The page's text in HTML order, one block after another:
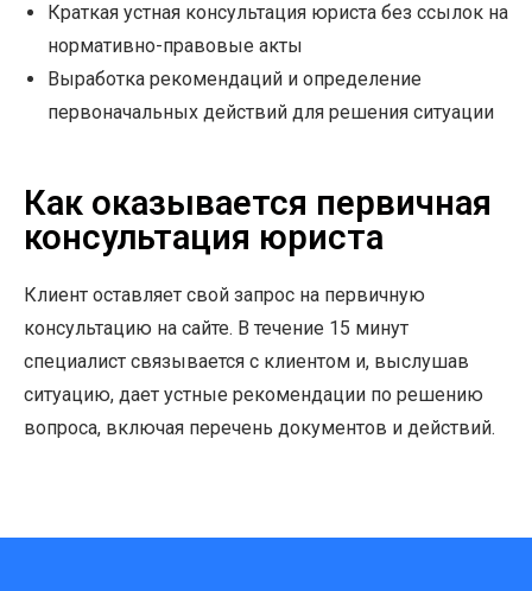
Краткая устная консультация юриста без ссылок на
нормативно-правовые акты
Выработка рекомендаций и определение
первоначальных действий для решения ситуации
Как оказывается первичная
консультация юриста
Клиент оставляет свой запрос на первичную
консультацию на сайте. В течение 15 минут
специалист связывается с клиентом и, выслушав
ситуацию, дает устные рекомендации по решению
вопроса, включая перечень документов и действий.